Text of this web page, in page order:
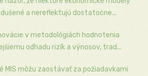
a nereflektujú dostatočne...
v metodológiách hodnotenia
odhadu rizík a výnosov, trad...
MIS môžu zaostávať za požiadavkami